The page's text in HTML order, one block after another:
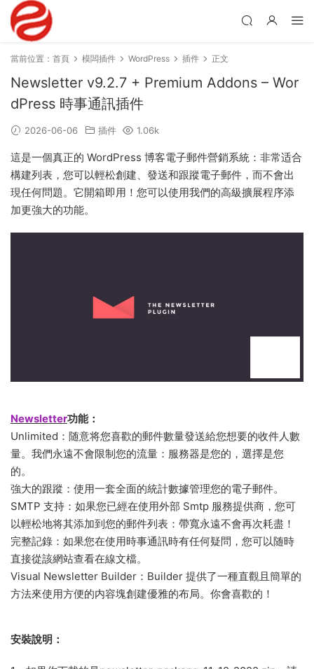
當前位置： 首頁 模闆插件 WordPress 插件 正文
Newsletter v9.2.7 + Premium Addons – Wor
dPress 時事通訊插件
2026-06-06 插件 1.06k
這是一個真正的 WordPress 博客電子郵件營銷系統：非常适合
構建列表，您可以輕松創建、發送和跟蹤電子郵件，而不會出
現任何問題。它開箱即用！您可以使用我們的高級擴展程序添
加更強大的功能。
Newsletter功能：
Unlimited：随意将您喜歡的郵件數量發送給您想要的收件人數
量。我們永遠不會限制您的流量：服務器是您的，選擇是您
的。
強大的跟蹤：使用一套全面的統計數據管理您的電子郵件。
SMTP 支持：如果您已經在使用外部 Smtp 服務提供商，您可
以輕松地将其添加到您的郵件列表：帶寬永遠不會再次耗盡！
完整記錄：如果您在使用時事通訊時有任何疑問，您可以随時
直接從該網站查看在線文檔。
Visual Newsletter Builder：Builder 提供了一種直觀且簡單的
方法來使用方便的内容塊創建優雅的布局。你會喜歡的！
安裝說明：